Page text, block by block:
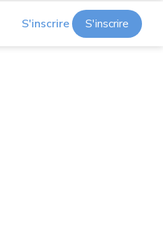
S'inscrire S'inscrire